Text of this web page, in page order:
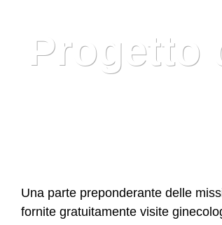
Progetto
Una parte preponderante delle
fornite gratuitamente visite